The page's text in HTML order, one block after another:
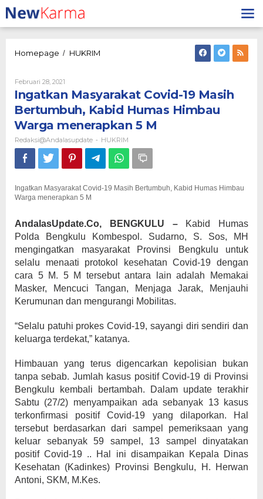
Lewati
ke
konten
Homepage / HUKRIM
Masih
Bertumbuh,
Kabid
Humas
Himbau
Warga
menerapkan
5
Februari 28, 2021
Redaksi@andalasupdate
Ingatkan Masyarakat Covid-19 Masih
Bertumbuh, Kabid Humas Himbau
Warga menerapkan 5 M
Redaksi@andalasupdate - HUKRIM
Ingatkan Masyarakat Covid-19 Masih Bertumbuh, Kabid Humas Himbau
Warga menerapkan 5 M
AndalasUpdate.Co, BENGKULU –Kabid Humas
Polda Bengkulu Kombespol. Sudarno, S. Sos, MH
mengingatkan masyarakat Provinsi Bengkulu untuk
selalu menaati protokol kesehatan Covid-19 dengan
cara 5 M. 5 M tersebut antara lain adalah Memakai
Masker, Mencuci Tangan, Menjaga Jarak, Menjauhi
Kerumunan dan mengurangi Mobilitas.
“Selalu patuhi prokes Covid-19, sayangi diri sendiri dan
keluarga terdekat,” katanya.
Himbauan yang terus digencarkan kepolisian bukan
tanpa sebab. Jumlah kasus positif Covid-19 di Provinsi
Bengkulu kembali bertambah. Dalam update terakhir
Sabtu (27/2) menyampaikan ada sebanyak 13 kasus
terkonfirmasi positif Covid-19 yang dilaporkan. Hal
tersebut berdasarkan dari sampel pemeriksaan yang
keluar sebanyak 59 sampel, 13 sampel dinyatakan
positif Covid-19 .. Hal ini disampaikan Kepala Dinas
Kesehatan (Kadinkes) Provinsi Bengkulu, H. Herwan
Antoni, SKM, M.Kes.